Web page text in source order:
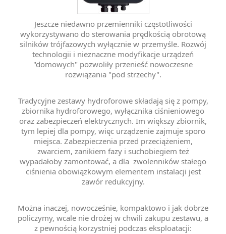
Jeszcze niedawno przemienniki częstotliwości
wykorzystywano do sterowania prędkością obrotową
silników trójfazowych wyłącznie w przemyśle. Rozwój
technologii i nieznaczne modyfikacje urządzeń
"domowych" pozwoliły przenieść nowoczesne
rozwiązania "pod strzechy".
Tradycyjne zestawy hydroforowe składają się z pompy,
zbiornika hydroforowego, wyłącznika ciśnieniowego
oraz zabezpieczeń elektrycznych. Im większy zbiornik,
tym lepiej dla pompy, więc urządzenie zajmuje sporo
miejsca. Zabezpieczenia przed przeciążeniem,
zwarciem, zanikiem fazy i suchobiegiem też
wypadałoby zamontować, a dla zwolenników stałego
ciśnienia obowiązkowym elementem instalacji jest
zawór redukcyjny.
Można inaczej, nowocześnie, kompaktowo i jak dobrze
policzymy, wcale nie drożej w chwili zakupu zestawu, a
z pewnością korzystniej podczas eksploatacji: